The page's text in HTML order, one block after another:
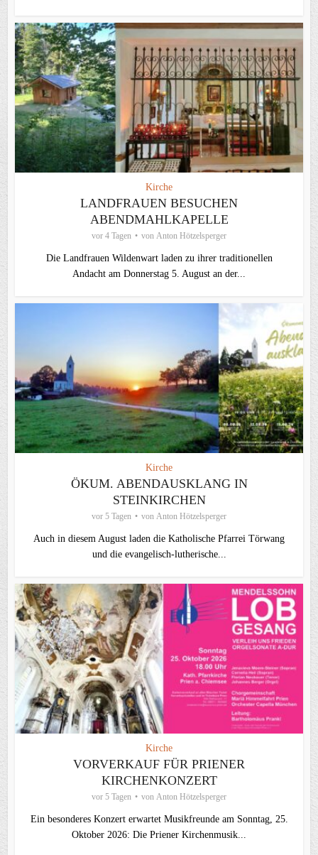
Kirche
LANDFRAUEN BESUCHEN
ABENDMAHLKAPELLE
vor 4 Tagen von Anton Hötzelsperger
Die Landfrauen Wildenwart laden zu ihrer traditionellen
Andacht am Donnerstag 5. August an der...
Kirche
ÖKUM. ABENDAUSKLANG IN
STEINKIRCHEN
vor 5 Tagen von Anton Hötzelsperger
Auch in diesem August laden die Katholische Pfarrei Törwang
und die evangelisch‑lutherische...
Kirche
VORVERKAUF FÜR PRIENER
KIRCHENKONZERT
vor 5 Tagen von Anton Hötzelsperger
Ein besonderes Konzert erwartet Musikfreunde am Sonntag, 25.
Oktober 2026: Die Priener Kirchenmusik...